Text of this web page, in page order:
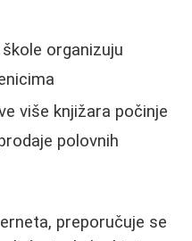
organizuju
više knjižara počinje
polovnih
preporučuje se